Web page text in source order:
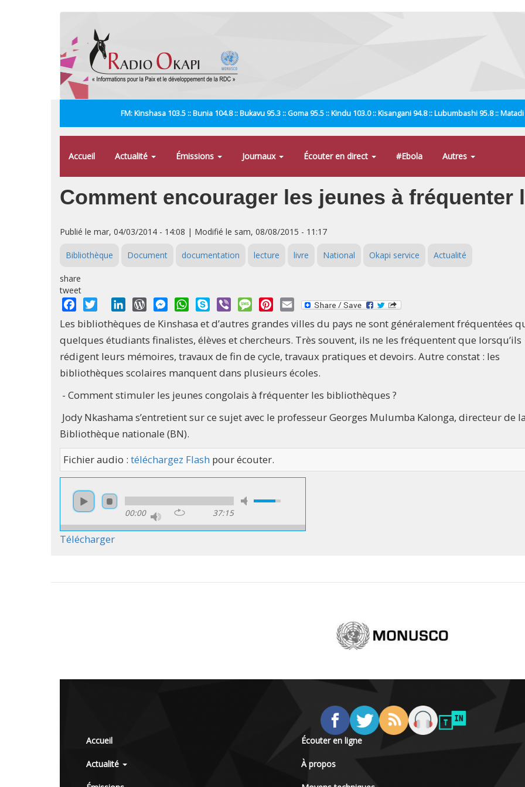
FM: Kinshasa 103.5 :: Bunia 104.8 :: Bukavu 95.3 :: Goma 95.5 :: Kindu 103.0 :: Kisangani 94.8 :: Lubumbashi 95.8 ::
Accueil Actualité Émissions Journaux Écouter en direct #Ebola Autres
Comment encourager les jeunes à fréquenter
Publié le mar, 04/03/2014 - 14:08 | Modifié le sam, 08/08/2015 - 11:17
Bibliothèque Document documentation lecture livre National Okapi service Actualité
share
tweet
Facebook
Twitter LinkedInWordPressMessengerWhatsApp
Skype Viber MessagePinterest
Email
Les bibliothèques de Kinshasa et d’autres grandes villes du pays ne sont généralement fréquentées
quelques étudiants finalistes, élèves et chercheurs. Très souvent, ils ne les fréquentent que lorsqu’ils
rédigent leurs mémoires, travaux de fin de cycle, travaux pratiques et devoirs. Autre constat : les
bibliothèques scolaires manquent dans plusieurs écoles.
- Comment stimuler les jeunes congolais à fréquenter les bibliothèques ?
Jody Nkashama s’entretient sur ce sujet avec le professeur Georges Mulumba Kalonga, directeur de la
Bibliothèque nationale (BN).
Fichier audio : téléchargez Flash pour écouter.
00:00 37:15
Télécharger
Accueil
Actualité
Écouter en ligne
À propos